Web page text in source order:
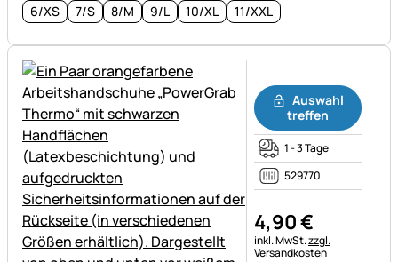
6/XS 7/S 8/M 9/L 10/XL 11/XXL
Auswahl
treffen
1 - 3 Tage
529770
4,90€
Steuerhinweis:
inkl. MwSt.zzgl.
Versandkosten